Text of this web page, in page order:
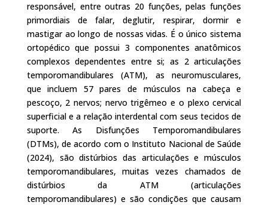
responsável, entre outras 20 funções, pelas funções
primordiais de falar, deglutir, respirar, dormir e
mastigar ao longo de nossas vidas. É o único sistema
ortopédico que possui 3 componentes anatômicos
complexos dependentes entre si; as 2 articulações
temporomandibulares (ATM), as neuromusculares,
que incluem 57 pares de músculos na cabeça e
pescoço, 2 nervos; nervo trigêmeo e o plexo cervical
superficial e a relação interdental com seus tecidos de
suporte. As Disfunções Temporomandibulares
(DTMs), de acordo com o Instituto Nacional de Saúde
(2024), são distúrbios das articulações e músculos
temporomandibulares, muitas vezes chamados de
distúrbios da ATM (articulações
temporomandibulares) e são condições que causam